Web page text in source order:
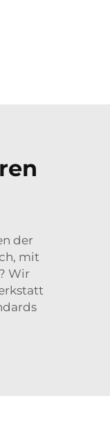
der
mit
Wir